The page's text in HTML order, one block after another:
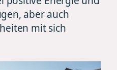
aber auch
mit sich